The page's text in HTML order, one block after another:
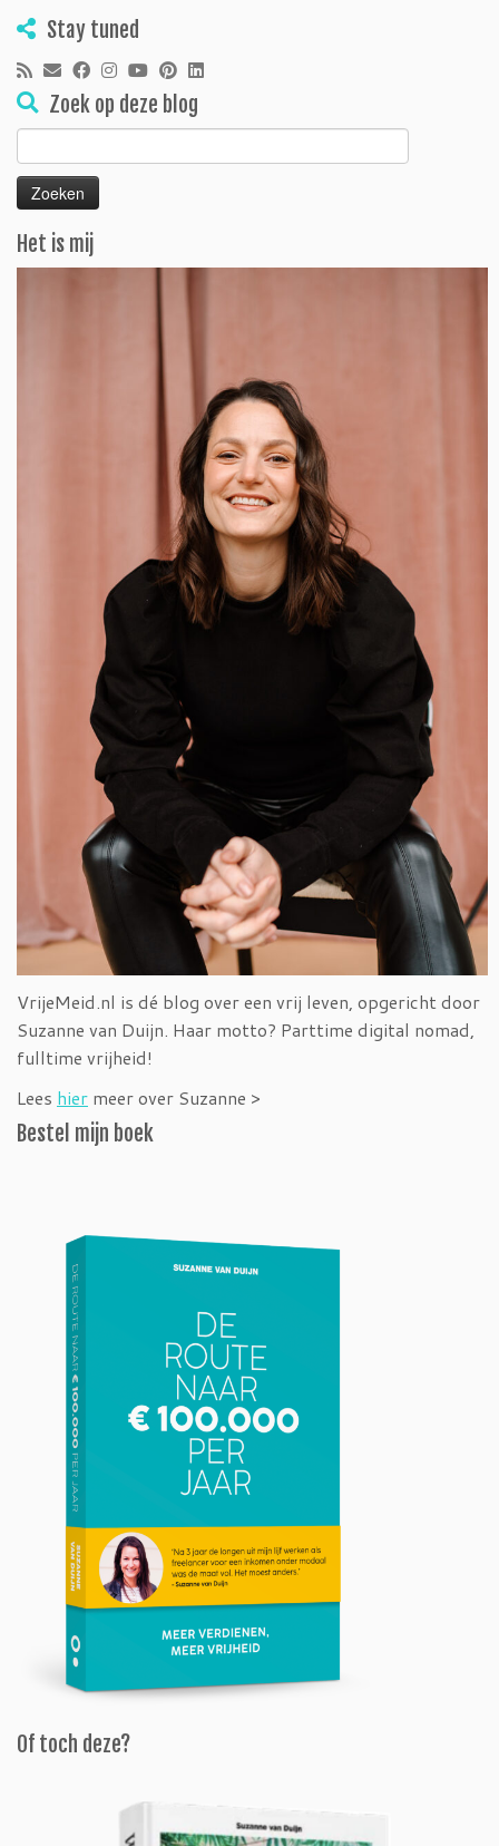
Stay tuned
Zoek op deze blog
naar:
Het is mij
VrijeMeid.nl is dé blog over een vrij leven, opgericht door
Suzanne van Duijn. Haar motto? Parttime digital nomad,
fulltime vrijheid!
Lees hier meer over Suzanne >
Bestel mijn boek
Of toch deze?